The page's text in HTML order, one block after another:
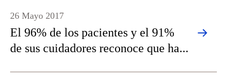
El 96% de los pacientes y el 91%
de sus cuidadores reconoce que ha...
26 Mayo 2017